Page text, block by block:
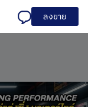
ลงขาย